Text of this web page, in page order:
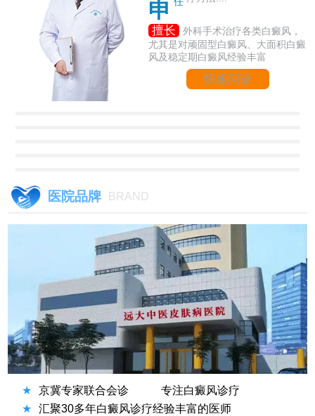
申
擅长
外科手术治疗各类白癜风，
尤其是对顽固型白癜风、大面积白癜
风及稳定期白癜风经验丰富
快速问诊
医院品牌 BRAND
★ 京冀专家联合会诊
专注白癜风诊疗
★
汇聚30多年白癜风诊疗经验丰富的医师